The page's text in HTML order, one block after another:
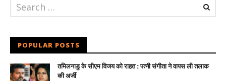
POPULAR POSTS
तमिलनाडु के सीएम विजय को राहत : पत्नी संगीता ने वापस ली तलाक
की अर्जी